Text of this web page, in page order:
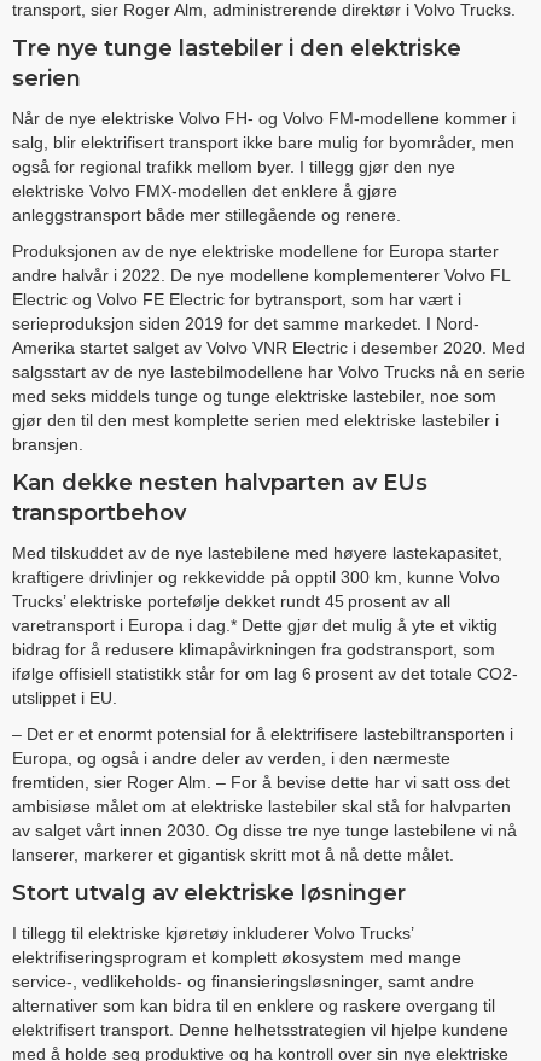
transport, sier Roger Alm, administrerende direktør i Volvo Trucks.
Tre nye tunge lastebiler i den elektriske
serien
Når de nye elektriske Volvo FH- og Volvo FM-modellene kommer i
salg, blir elektrifisert transport ikke bare mulig for byområder, men
også for regional trafikk mellom byer. I tillegg gjør den nye
elektriske Volvo FMX-modellen det enklere å gjøre
anleggstransport både mer stillegående og renere.
Produksjonen av de nye elektriske modellene for Europa starter
andre halvår i 2022. De nye modellene komplementerer Volvo FL
Electric og Volvo FE Electric for bytransport, som har vært i
serieproduksjon siden 2019 for det samme markedet. I Nord-
Amerika startet salget av Volvo VNR Electric i desember 2020. Med
salgsstart av de nye lastebilmodellene har Volvo Trucks nå en serie
med seks middels tunge og tunge elektriske lastebiler, noe som
gjør den til den mest komplette serien med elektriske lastebiler i
bransjen.
Kan dekke nesten halvparten av EUs
transportbehov
Med tilskuddet av de nye lastebilene med høyere lastekapasitet,
kraftigere drivlinjer og rekkevidde på opptil 300 km, kunne Volvo
Trucks’ elektriske portefølje dekket rundt 45 prosent av all
varetransport i Europa i dag.* Dette gjør det mulig å yte et viktig
bidrag for å redusere klimapåvirkningen fra godstransport, som
ifølge offisiell statistikk står for om lag 6 prosent av det totale CO2-
utslippet i EU.
– Det er et enormt potensial for å elektrifisere lastebiltransporten i
Europa, og også i andre deler av verden, i den nærmeste
fremtiden, sier Roger Alm. – For å bevise dette har vi satt oss det
ambisiøse målet om at elektriske lastebiler skal stå for halvparten
av salget vårt innen 2030. Og disse tre nye tunge lastebilene vi nå
lanserer, markerer et gigantisk skritt mot å nå dette målet.
Stort utvalg av elektriske løsninger
I tillegg til elektriske kjøretøy inkluderer Volvo Trucks’
elektrifiseringsprogram et komplett økosystem med mange
service-, vedlikeholds- og finansieringsløsninger, samt andre
alternativer som kan bidra til en enklere og raskere overgang til
elektrifisert transport. Denne helhetsstrategien vil hjelpe kundene
med å holde seg produktive og ha kontroll over sin nye elektriske